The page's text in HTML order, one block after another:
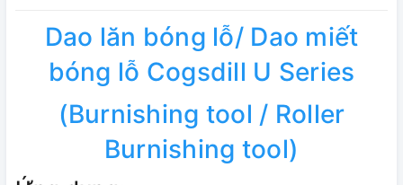
Dao lăn bóng lỗ/ Dao miết
bóng lỗ Cogsdill U Series
(Burnishing tool / Roller
Burnishing tool)